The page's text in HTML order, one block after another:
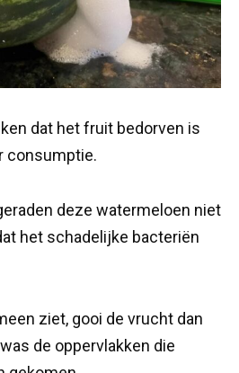
dat het fruit bedorven is
consumptie.
deze watermeloen niet
het schadelijke bacteriën
ziet, gooi de vrucht dan
de oppervlakken die